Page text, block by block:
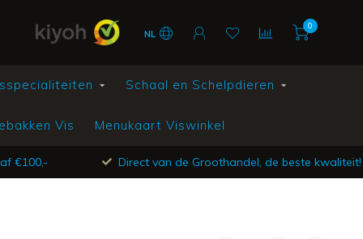
NL
0
Schaal en Schelpdieren
Vis Menukaart Viswinkel
€100,- Direct van de Groothandel, de beste kwaliteit!